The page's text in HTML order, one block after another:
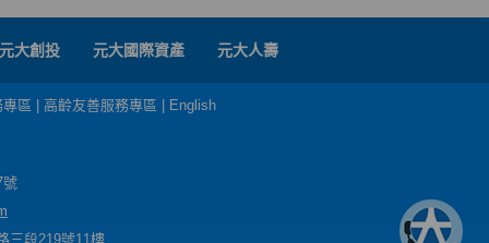
元大創投 元大國際資產 元大人壽
區 高齡友善服務專區 English
號
三段219號11樓